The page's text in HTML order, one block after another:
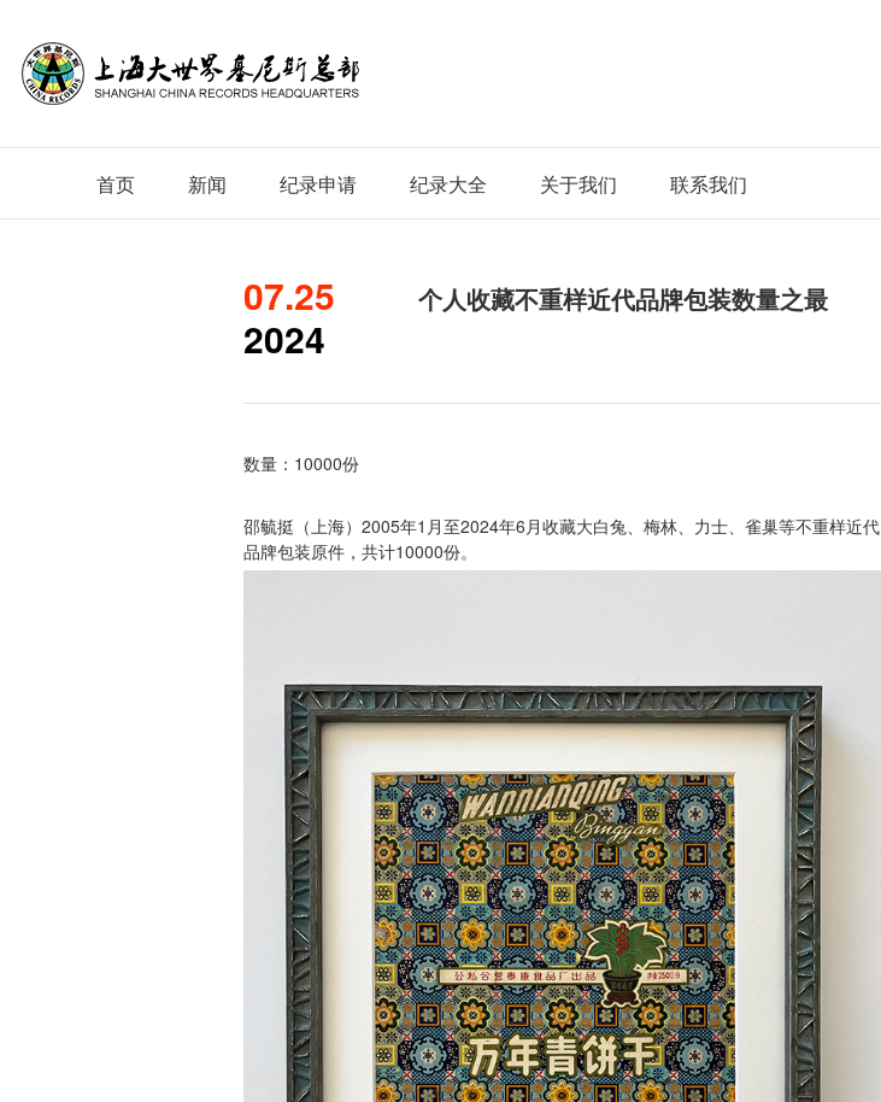
首页 新闻 纪录申请 纪录大全 关于我们 联系我们
07.25
2024
个人收藏不重样近代品牌包装数量之最
数量：10000份
邵毓挺（上海）2005年1月至2024年6月收藏大白兔、梅林、力士、雀巢等不重样近代
品牌包装原件，共计10000份。